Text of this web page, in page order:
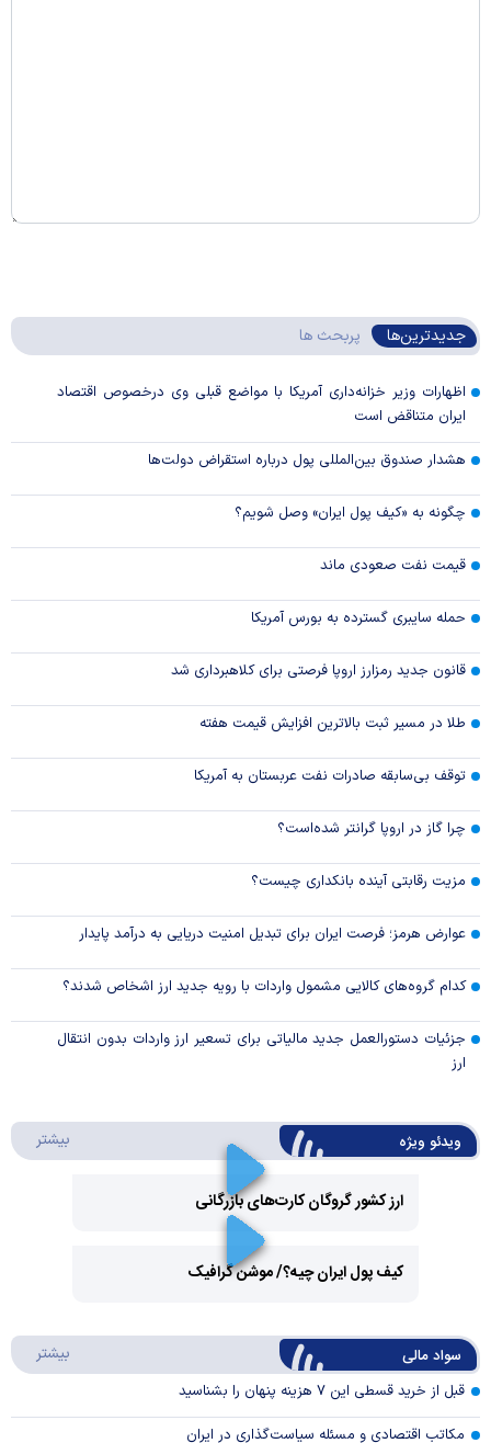
جدیدترین‌ها پربحث ها
اظهارات وزیر خزانه‌داری آمریکا با مواضع قبلی وی درخصوص اقتصاد
ایران متناقض است
هشدار صندوق بین‌المللی پول درباره استقراض دولت‌ها
چگونه به «کیف پول ایران» وصل شویم؟
قیمت نفت صعودی ماند
حمله سایبری گسترده به بورس آمریکا
قانون جدید رمزارز اروپا فرصتی برای کلاهبرداری شد
طلا در مسیر ثبت بالاترین افزایش قیمت هفته
توقف بی‌سابقه صادرات نفت عربستان به آمریکا
چرا گاز در اروپا گرانتر شده‌است؟
مزیت رقابتی آینده بانکداری چیست؟
عوارض هرمز؛ فرصت ایران برای تبدیل امنیت دریایی به درآمد پایدار
کدام گروه‌های کالایی مشمول واردات با رویه جدید ارز اشخاص شدند؟
جزئیات دستورالعمل جدید مالیاتی برای تسعیر ارز واردات بدون انتقال
ارز
ویدئو ویژه بیشتر
ارز کشور گروگان کارت‌های بازرگانی
Video
کیف پول ایران چیه؟/ موشن گرافیک
سواد مالی بیشتر
قبل از خرید قسطی این ۷ هزینه پنهان را بشناسید
مکاتب اقتصادی و مسئله سیاست‌گذاری در ایران